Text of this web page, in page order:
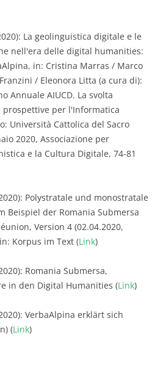
La geolinguistica digitale e le
nell'era delle digital humanities:
in: Cristina Marras / Marco
/ Eleonora Litta (a cura di):
Annuale AIUCD. La svolta
prospettive per l'Informatica
Università Cattolica del Sacro
2020, Associazione per
e la Cultura Digitale, 74-81
Polystratale und monostratale
Beispiel der Romania Submersa
Version 4 (02.04.2020,
Korpus im Text (Link)
Romania Submersa,
in den Digital Humanities (Link)
VerbaAlpina erklärt sich
(Link)